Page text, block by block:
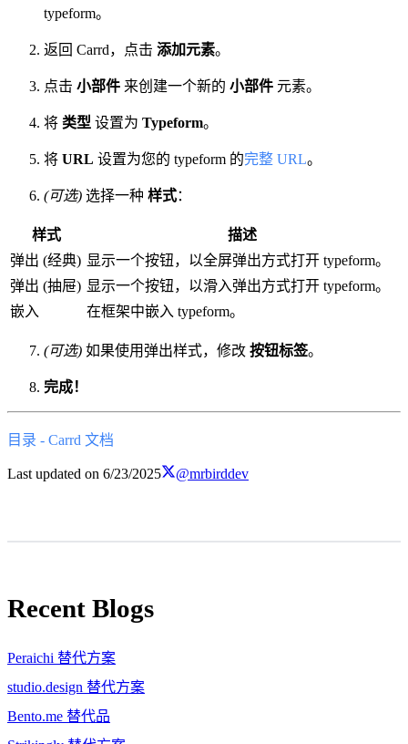
typeform。
返回 Carrd，点击 添加元素。
点击 小部件 来创建一个新的 小部件 元素。
将 类型 设置为 Typeform。
将 URL 设置为您的 typeform 的完整 URL。
(可选) 选择一种 样式：
样式
描述
弹出 (经典) 显示一个按钮，以全屏弹出方式打开 typeform。
弹出 (抽屉) 显示一个按钮，以滑入弹出方式打开 typeform。
嵌入
在框架中嵌入 typeform。
(可选) 如果使用弹出样式，修改 按钮标签。
完成！
目录 - Carrd 文档
Last updated on 6/23/2025 @mrbirddev
Recent Blogs
Peraichi 替代方案
studio.design 替代方案
Bento.me 替代品